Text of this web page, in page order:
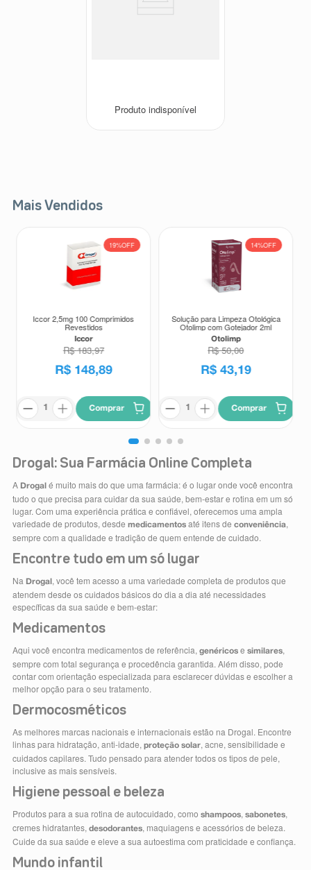
Quenzor 50mg 30 Cápsulas
Produto indisponível
Mais Vendidos
19%OFF
Iccor 2,5mg 100 Comprimidos
Revestidos
Iccor
R$ 183,97
R$ 148,89
Comprar
14%OFF
Solução para Limpeza Otológica
Otolimp com Gotejador 2ml
Otolimp
R$ 50,00
R$ 43,19
Comprar
Drogal: Sua Farmácia Online Completa
A Drogal é muito mais do que uma farmácia: é o lugar onde você encontra
tudo o que precisa para cuidar da sua saúde, bem-estar e rotina em um só
lugar. Com uma experiência prática e confiável, oferecemos uma ampla
variedade de produtos, desde medicamentosaté itens de conveniência,
sempre com a qualidade e tradição de quem entende de cuidado.
Encontre tudo em um só lugar
Na Drogal , você tem acesso a uma variedade completa de produtos que
atendem desde os cuidados básicos do dia a dia até necessidades
específicas da sua saúde e bem-estar:
Medicamentos
Aqui você encontra medicamentos de referência, genéricose similares,
sempre com total segurança e procedência garantida. Além disso, pode
contar com orientação especializada para esclarecer dúvidas e escolher a
melhor opção para o seu tratamento.
Dermocosméticos
As melhores marcas nacionais e internacionais estão na Drogal. Encontre
linhas para hidratação, anti-idade, proteção solar, acne, sensibilidade e
cuidados capilares. Tudo pensado para atender todos os tipos de pele,
inclusive as mais sensíveis.
Higiene pessoal e beleza
Produtos para a sua rotina de autocuidado, como shampoos, sabonetes,
cremes hidratantes, desodorantes, maquiagens e acessórios de beleza.
Cuide da sua saúde e eleve a sua autoestima com praticidade e confiança.
Mundo infantil